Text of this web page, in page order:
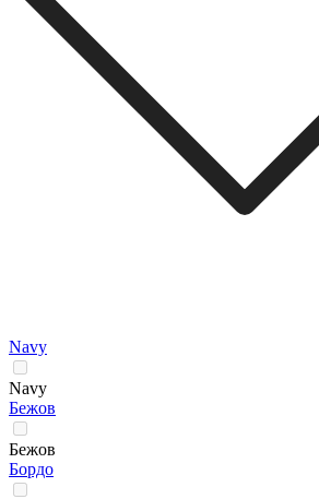
Navy
Navy
Бежов
Бежов
Бордо